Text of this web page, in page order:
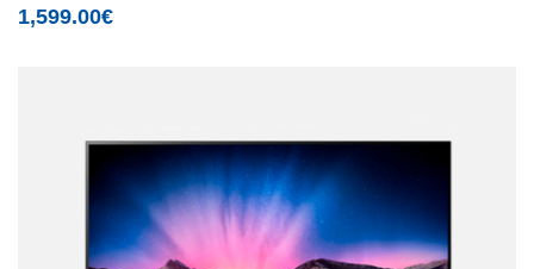
1,599.00€